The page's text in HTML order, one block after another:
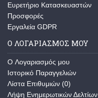
Ευρετήριο Κατασκευαστών
Προσφορές
Εργαλεία GDPR
Ο ΛΟΓΑΡΙΑΣΜΌΣ ΜΟΥ
O Λογαριασμός μου
Ιστορικό Παραγγελιών
Λίστα Επιθυμιών (0)
Λήψη Ενημερωτικών Δελτίων